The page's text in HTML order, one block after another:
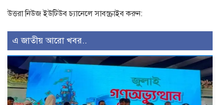
উত্তরা নিউজ ইউটিউব চ্যানেলে সাবস্ক্রাইব করুন:
এ জাতীয় আরো খবর..